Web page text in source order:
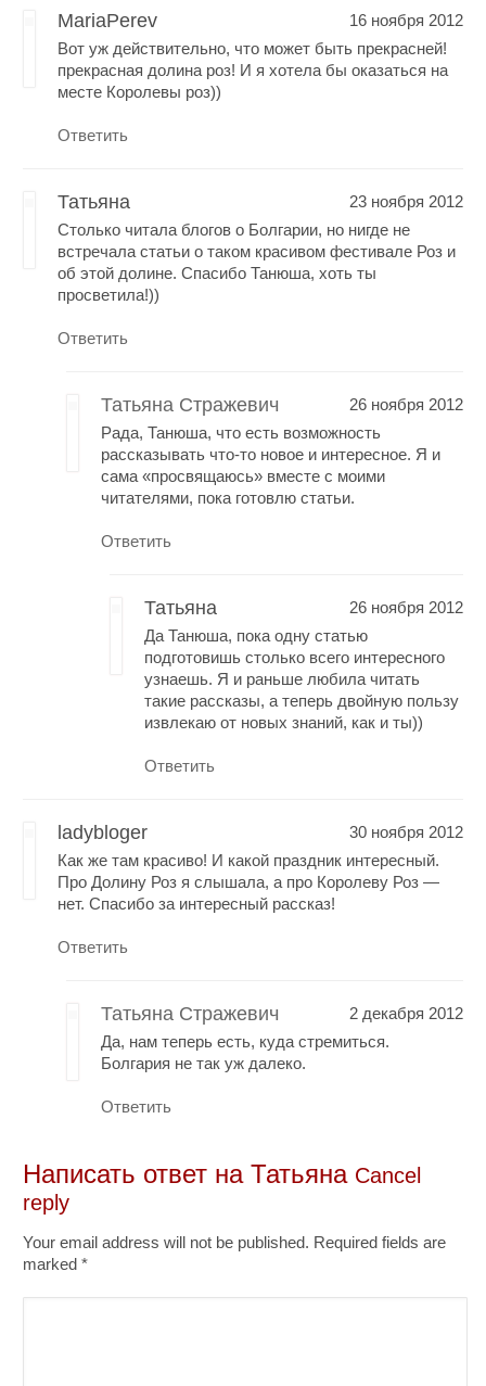
MariaPerev
16 ноября 2012
Вот уж действительно, что может быть прекрасней!
прекрасная долина роз! И я хотела бы оказаться на
месте Королевы роз))
Ответить
Татьяна
23 ноября 2012
Столько читала блогов о Болгарии, но нигде не
встречала статьи о таком красивом фестивале Роз и
об этой долине. Спасибо Танюша, хоть ты
просветила!))
Ответить
Татьяна Стражевич
26 ноября 2012
Рада, Танюша, что есть возможность
рассказывать что-то новое и интересное. Я и
сама «просвящаюсь» вместе с моими
читателями, пока готовлю статьи.
Ответить
Татьяна
26 ноября 2012
Да Танюша, пока одну статью
подготовишь столько всего интересного
узнаешь. Я и раньше любила читать
такие рассказы, а теперь двойную пользу
извлекаю от новых знаний, как и ты))
Ответить
ladybloger
30 ноября 2012
Как же там красиво! И какой праздник интересный.
Про Долину Роз я слышала, а про Королеву Роз —
нет. Спасибо за интересный рассказ!
Ответить
Татьяна Стражевич
2 декабря 2012
Да, нам теперь есть, куда стремиться.
Болгария не так уж далеко.
Ответить
Написать ответ наТатьяна Cancel
reply
Your email address will not be published. Required fields are
marked*